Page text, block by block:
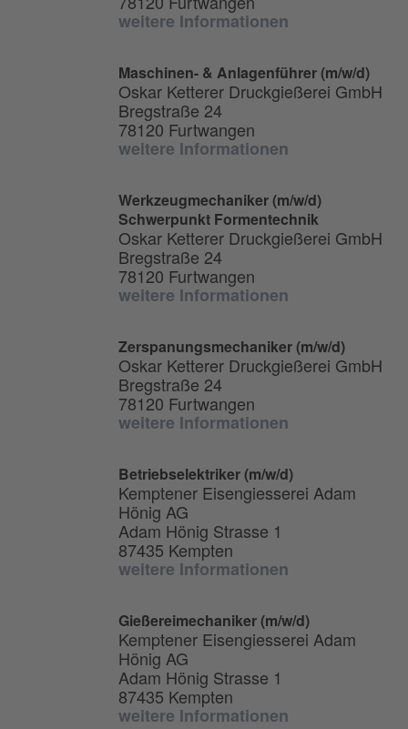
weitere Informationen
Maschinen- & Anlagenführer (m/w/d)
Oskar Ketterer Druckgießerei GmbH
Bregstraße 24
78120 Furtwangen
weitere Informationen
Werkzeugmechaniker (m/w/d)
Schwerpunkt Formentechnik
Oskar Ketterer Druckgießerei GmbH
Bregstraße 24
78120 Furtwangen
weitere Informationen
Zerspanungsmechaniker (m/w/d)
Oskar Ketterer Druckgießerei GmbH
Bregstraße 24
78120 Furtwangen
weitere Informationen
Betriebselektriker (m/w/d)
Kemptener Eisengiesserei Adam
Hönig AG
Adam Hönig Strasse 1
87435 Kempten
weitere Informationen
Gießereimechaniker (m/w/d)
Kemptener Eisengiesserei Adam
Hönig AG
Adam Hönig Strasse 1
87435 Kempten
weitere Informationen